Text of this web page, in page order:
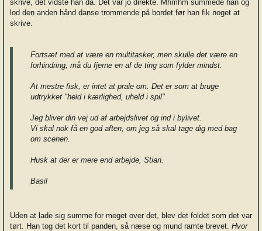
skrive, det vidste han da. Det var jo direkte. Mhmhm summede han og
lod den anden hånd danse trommende på bordet før han fik noget at
skrive.
Fortsæt med at være en multitasker, men skulle det være en
forhindring, må du fjerne en af de ting som fylder mindst.
At mestre fisk, er intet at prale om. Det er som at bruge
udtrykket "held i kærlighed, uheld i spil"
Jeg bliver din vej ud af arbejdslivet og ind i bylivet.
Vi skal nok få en god aften, om jeg så skal tage dig med bag
om scenen.
Husk at der er mere end arbejde, Stian.
Basil
Uden at lade sig summe for meget over det, blev det foldet som det var
tørt. Han tog det kort til panden, så næse og mund ramte brevet. Hvor